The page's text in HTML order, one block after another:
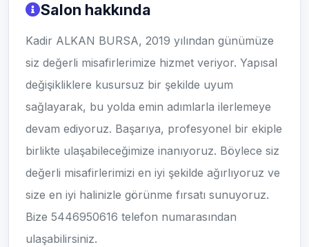
Salon hakkında
Kadir ALKAN BURSA, 2019 yılından günümüze
siz değerli misafirlerimize hizmet veriyor. Yapısal
değişikliklere kusursuz bir şekilde uyum
sağlayarak, bu yolda emin adımlarla ilerlemeye
devam ediyoruz. Başarıya, profesyonel bir ekiple
birlikte ulaşabileceğimize inanıyoruz. Böylece siz
değerli misafirlerimizi en iyi şekilde ağırlıyoruz ve
size en iyi halinizle görünme fırsatı sunuyoruz.
Bize 5446950616 telefon numarasından
ulaşabilirsiniz.